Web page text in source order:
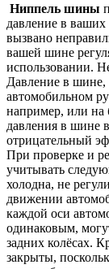
Ниппель шины
давление в
вызвано
вашей шине
использовании.
Давление в шине,
автомобильном
например, или на
давления в шине
отрицательный
При проверке и
учитывать
холодна, не
движении
каждой оси
одинаковым,
задних колёсах.
закрыты,